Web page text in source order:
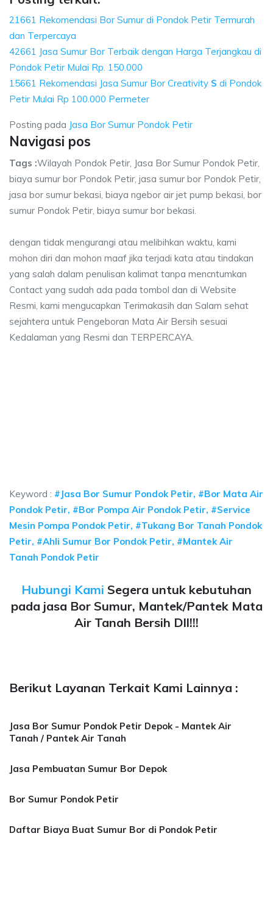
21661 Rekomendasi Bor Sumur di Pondok Petir Termurah
dan Terpercaya
42661 Jasa Sumur Bor Terbaik dengan Harga Terjangkau di
Pondok Petir Mulai Rp. 150.000
15661 Rekomendasi Jasa Sumur Bor Creativity S di Pondok
Petir Mulai Rp 100.000 Permeter
Posting pada Jasa Bor Sumur Pondok Petir
Navigasi pos
Tags :Wilayah Pondok Petir, Jasa Bor Sumur Pondok Petir,
biaya sumur bor Pondok Petir, jasa sumur bor Pondok Petir,
jasa bor sumur bekasi, biaya ngebor air jet pump bekasi, bor
sumur Pondok Petir, biaya sumur bor bekasi.
dengan tidak mengurangi atau melibihkan waktu, kami
mohon diri dan mohon maaf jika terjadi kata atau tindakan
yang salah dalam penulisan kalimat tanpa mencntumkan
Contact yang sudah ada pada tombol dan di Website
Resmi, kami mengucapkan Terimakasih dan Salam sehat
sejahtera untuk Pengeboran Mata Air Bersih sesuai
Kedalaman yang Resmi dan TERPERCAYA.
Keyword : #Jasa Bor Sumur Pondok Petir, #Bor Mata Air
Pondok Petir, #Bor Pompa Air Pondok Petir, #Service
Mesin Pompa Pondok Petir, #Tukang Bor Tanah Pondok
Petir, #Ahli Sumur Bor Pondok Petir, #Mantek Air
Tanah Pondok Petir
Hubungi Kami Segera untuk kebutuhan
pada jasa Bor Sumur, Mantek/Pantek Mata
Air Tanah Bersih Dll!!!
Berikut Layanan Terkait Kami Lainnya :
Jasa Bor Sumur Pondok Petir Depok - Mantek Air
Tanah / Pantek Air Tanah
Jasa Pembuatan Sumur Bor Depok
Bor Sumur Pondok Petir
Daftar Biaya Buat Sumur Bor di Pondok Petir